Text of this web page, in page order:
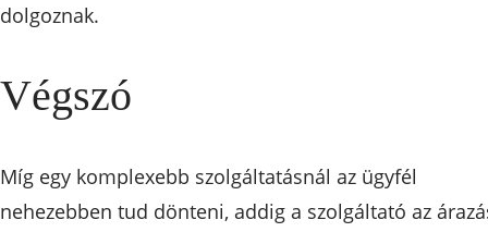
dolgoznak.
Végszó
Míg egy komplexebb szolgáltatásnál az ügyfél
nehezebben tud dönteni, addig a szolgáltató az